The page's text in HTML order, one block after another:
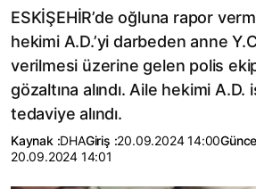
ESKİŞEHİR’de oğluna rapor
hekimi A.D.’yi darbeden anne
verilmesi üzerine gelen polis
gözaltına alındı. Aile hekimi
tedaviye alındı.
Kaynak :DHAGiriş :20.09.2024 14:00
20.09.2024 14:01